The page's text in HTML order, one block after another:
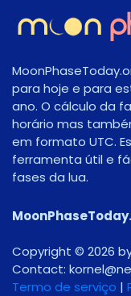
para hoje e para
ano. O cálculo da
horário mas
em formato UTC.
ferramenta útil e
fases da lua.
Copyright © 2026
Contact:
Termo de serviço |